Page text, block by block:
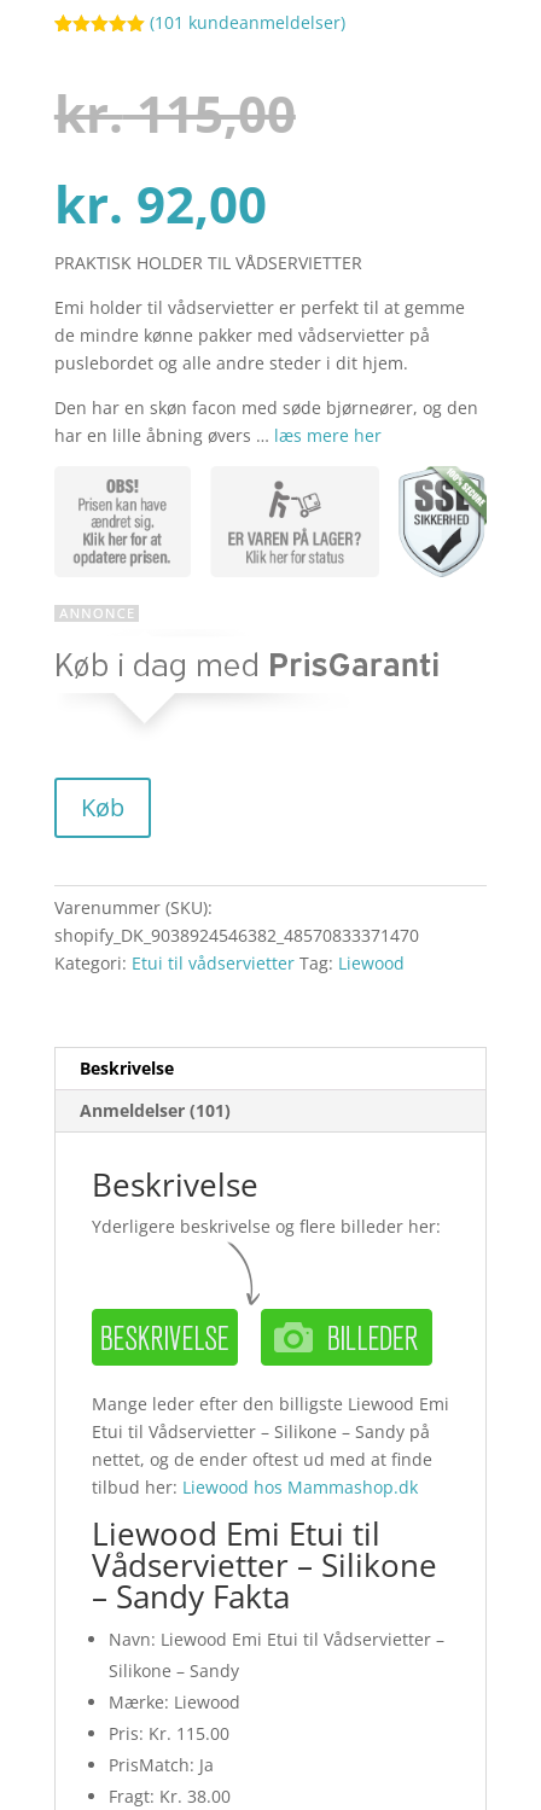
baseret på
kundebedøm
melser
(101 kundeanmeldelser)
kr.115,00
pris
var:
kr.
kr. 92,00Den
aktuelle
pris
er:
kr. 92,00.
PRAKTISK HOLDER TIL VÅDSERVIETTER
Emi holder til vådservietter er perfekt til at gemme
de mindre kønne pakker med vådservietter på
puslebordet og alle andre steder i dit hjem.
Den har en skøn facon med søde bjørneører, og den
har en lille åbning øvers … læs mere her
Køb
Varenummer (SKU):
shopify_DK_9038924546382_48570833371470
Kategori: Etui til vådservietter Tag: Liewood
Beskrivelse
Anmeldelser (101)
Beskrivelse
Yderligere beskrivelse og flere billeder her:
Mange leder efter den billigste Liewood Emi
Etui til Vådservietter – Silikone – Sandy på
nettet, og de ender oftest ud med at finde
tilbud her: Liewood hos Mammashop.dk
Liewood Emi Etui til
Vådservietter – Silikone
– Sandy Fakta
Navn: Liewood Emi Etui til Vådservietter –
Silikone – Sandy
Mærke: Liewood
Pris: Kr. 115.00
PrisMatch: Ja
Fragt: Kr. 38.00